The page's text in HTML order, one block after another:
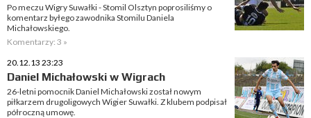
Po meczu Wigry Suwałki - Stomil Olsztyn poprosiliśmy o
komentarz byłego zawodnika Stomilu Daniela
Michałowskiego.
Komentarzy: 3 »
20.12.13 23:23
Daniel Michałowski w Wigrach
26-letni pomocnik Daniel Michałowski został nowym
piłkarzem drugoligowych Wigier Suwałki. Z klubem podpisał
półroczną umowę.